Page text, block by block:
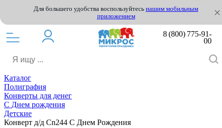
Для большего удобства воспользуйтесь нашим мобильным
приложением
8 (800) 775-91-
00
Каталог
Полиграфия
Конверты для денег
С Днем рождения
Детские
Конверт д/д Сn244 С Днем Рождения